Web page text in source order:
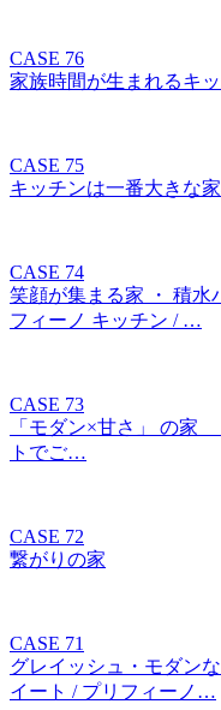
CASE 76
家族時間が生まれるキ
CASE 75
キッチンは一番大きな
CASE 74
笑顔が集まる家 ・ 積
フィーノ キッチン / …
CASE 73
「モダン×甘さ」 の家
トでご…
CASE 72
繋がりの家
CASE 71
グレイッシュ・モダン
イート / プリフィーノ…